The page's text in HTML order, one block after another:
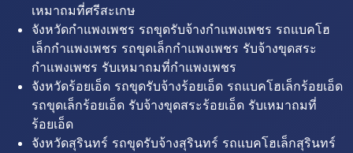
เหมาถมที่ศรีสะเกษ
จังหวัดกำแพงเพชร รถขุดรับจ้างกำแพงเพชร รถแบคโฮ
เล็กกำแพงเพชร รถขุดเล็กกำแพงเพชร รับจ้างขุดสระ
กำแพงเพชร รับเหมาถมที่กำแพงเพชร
จังหวัดร้อยเอ็ด รถขุดรับจ้างร้อยเอ็ด รถแบคโฮเล็กร้อยเอ็ด
รถขุดเล็กร้อยเอ็ด รับจ้างขุดสระร้อยเอ็ด รับเหมาถมที่
ร้อยเอ็ด
จังหวัดสุรินทร์ รถขุดรับจ้างสุรินทร์ รถแบคโฮเล็กสุรินทร์